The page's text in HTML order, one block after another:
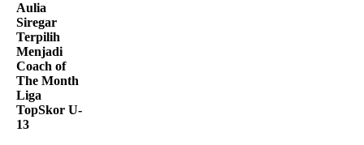
Aulia
Siregar
Terpilih
Menjadi
Coach of
The Month
Liga
TopSkor U-
13